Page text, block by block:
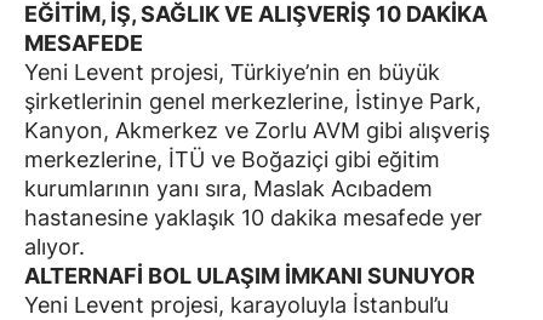
EĞİTİM, İŞ, SAĞLIK VE ALIŞVERİŞ 10 DAKİKA
MESAFEDE
Yeni Levent projesi, Türkiye’nin en büyük
şirketlerinin genel merkezlerine, İstinye Park,
Kanyon, Akmerkez ve Zorlu AVM gibi alışveriş
merkezlerine, İTÜ ve Boğaziçi gibi eğitim
kurumlarının yanı sıra, Maslak Acıbadem
hastanesine yaklaşık 10 dakika mesafede yer
alıyor.
ALTERNAFİ BOL ULAŞIM İMKANI SUNUYOR
Yeni Levent projesi, karayoluyla İstanbul’u